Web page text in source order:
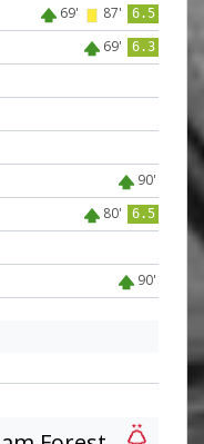
69' 87' 6.5
69' 6.3
90'
80' 6.5
90'